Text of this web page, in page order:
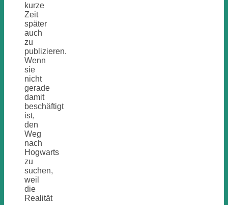
kurze
Zeit
später
auch
zu
publizieren.
Wenn
sie
nicht
gerade
damit
beschäftigt
ist,
den
Weg
nach
Hogwarts
zu
suchen,
weil
die
Realität